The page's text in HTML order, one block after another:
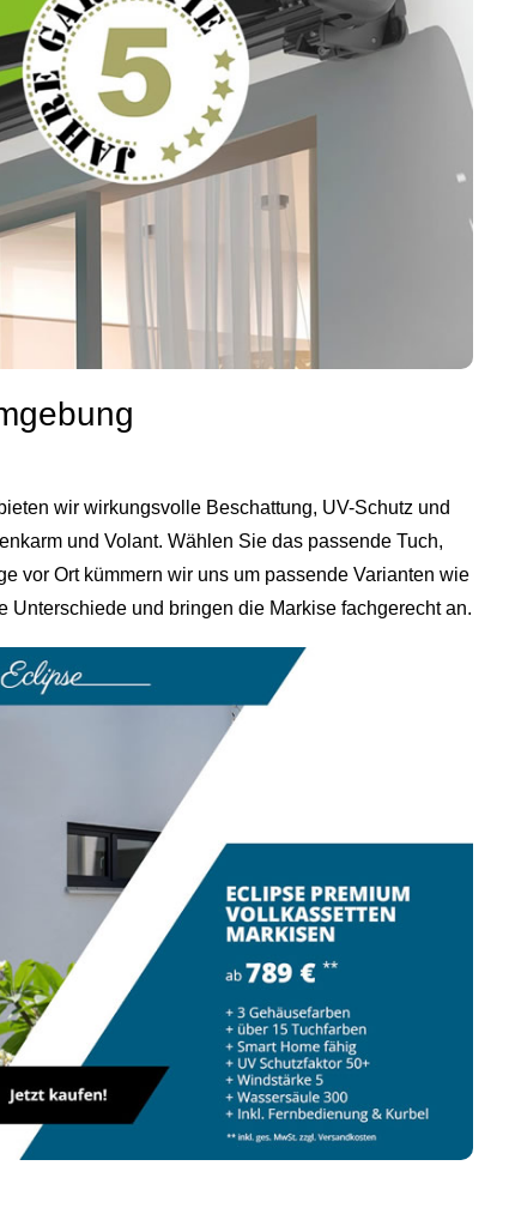
wir wirkungsvolle Beschattung, UV-Schutz und
und Volant. Wählen Sie das passende Tuch,
vor Ort kümmern wir uns um passende Varianten wie
und bringen die Markise fachgerecht an.